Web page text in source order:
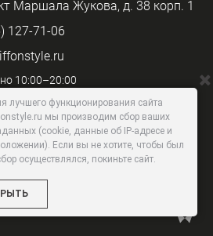
Маршала Жукова, д. 38 корп. 1
127-71-06
10:00–20:00
лучшего функционирования сайта
мы производим сбор ваших
(cookie, данные об IP-адресе и
Если вы не хотите, чтобы был
осуществлялся, покиньте сайт.